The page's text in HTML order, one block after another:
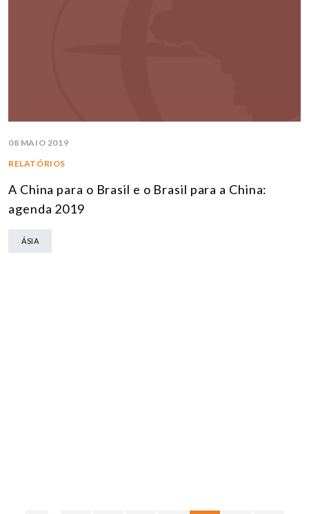
08 MAIO 2019
RELATÓRIOS
A China para o Brasil e o Brasil para a China:
agenda 2019
ÁSIA